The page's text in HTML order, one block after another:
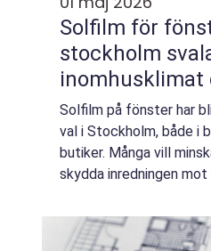
Solfilm för
stockholm svalare
inomhusklimat
bländning året
Solfilm på fönster har
val i Stockholm, både i
butiker. Många vill
skydda inredningen
Klimatet i Stockholm